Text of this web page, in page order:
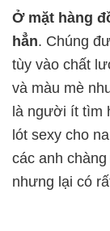
Ở mặt hàng
hẳn. Chúng
tùy vào chất
và màu mè
là người ít tìm
lót sexy cho
các anh
nhưng lại có